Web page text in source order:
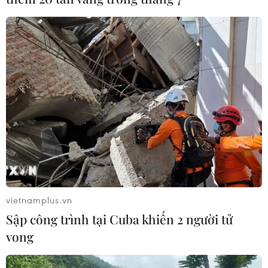
vietnamplus.vn
Sập công trình tại Cuba khiến 2 người tử
vong